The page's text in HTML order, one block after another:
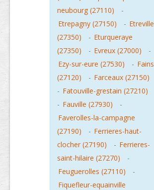
neubourg (27110)
-
Etrepagny (27150)
- Etreville
(27350)
- Eturqueraye
(27350)
- Evreux (27000)
-
Ezy-sur-eure (27530)
- Fains
(27120)
- Farceaux (27150)
- Fatouville-grestain (27210)
- Fauville (27930)
-
Faverolles-la-campagne
(27190)
- Ferrieres-haut-
clocher (27190)
- Ferrieres-
saint-hilaire (27270)
-
Feuguerolles (27110)
-
Fiquefleur-equainville